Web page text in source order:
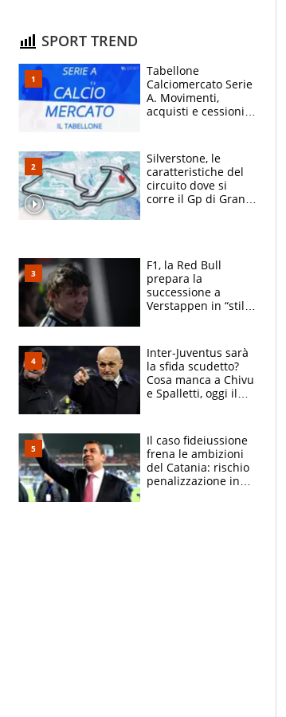
SPORT TREND
Tabellone
Calciomercato Serie
A. Movimenti,
acquisti e cessioni:
Silverstone, le
caratteristiche del
circuito dove si
corre il Gp di Gran
F1, la Red Bull
prepara la
successione a
Verstappen in “stile
attacco all’Italia
Inter-Juventus sarà
la sfida scudetto?
Cosa manca a Chivu
e Spalletti, oggi il
Il caso fideiussione
frena le ambizioni
del Catania: rischio
penalizzazione in